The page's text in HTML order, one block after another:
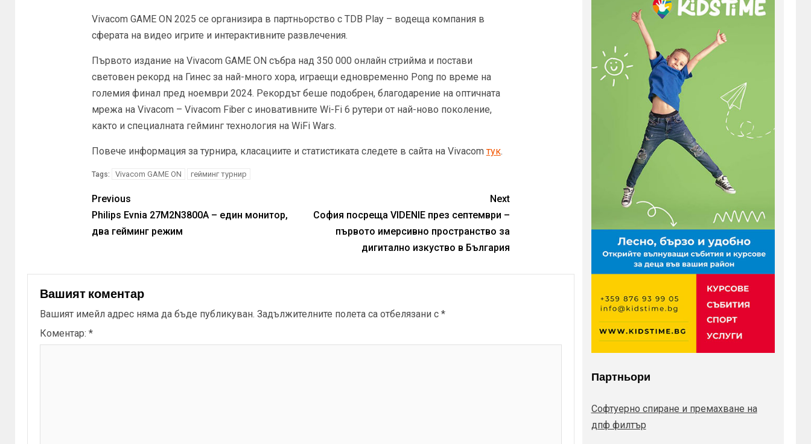
Vivacom GAME ON 2025 се организира в партньорство с TDB Play – водеща компания в
сферата на видео игрите и интерактивните развлечения.
Първото издание на Vivacom GAME ON събра над 350 000 онлайн стрийма и постави
световен рекорд на Гинес за най-много хора, играещи едновременно Pong по време на
големия финал пред ноември 2024. Рекордът беше подобрен, благодарение на оптичната
мрежа на Vivacom – Vivacom Fiber с иновативните Wi-Fi 6 рутери от най-ново поколение,
както и специалната гейминг технология на WiFi Wars.
Повече информация за турнира, класациите и статистиката следете в сайта на Vivacomтук.
Tags: Vivacom GAME ON гейминг турнир
Previous
Philips Evnia 27M2N3800A – eдин монитор,
два гейминг режим
Next
София посреща VIDENIE през септември –
първото имерсивно пространство за
дигитално изкуство в България
Вашият коментар
Вашият имейл адрес няма да бъде публикуван. Задължителните полета са отбелязани с *
Коментар: *
Партньори
Софтуерно спиране и премахване на
дпф филтър